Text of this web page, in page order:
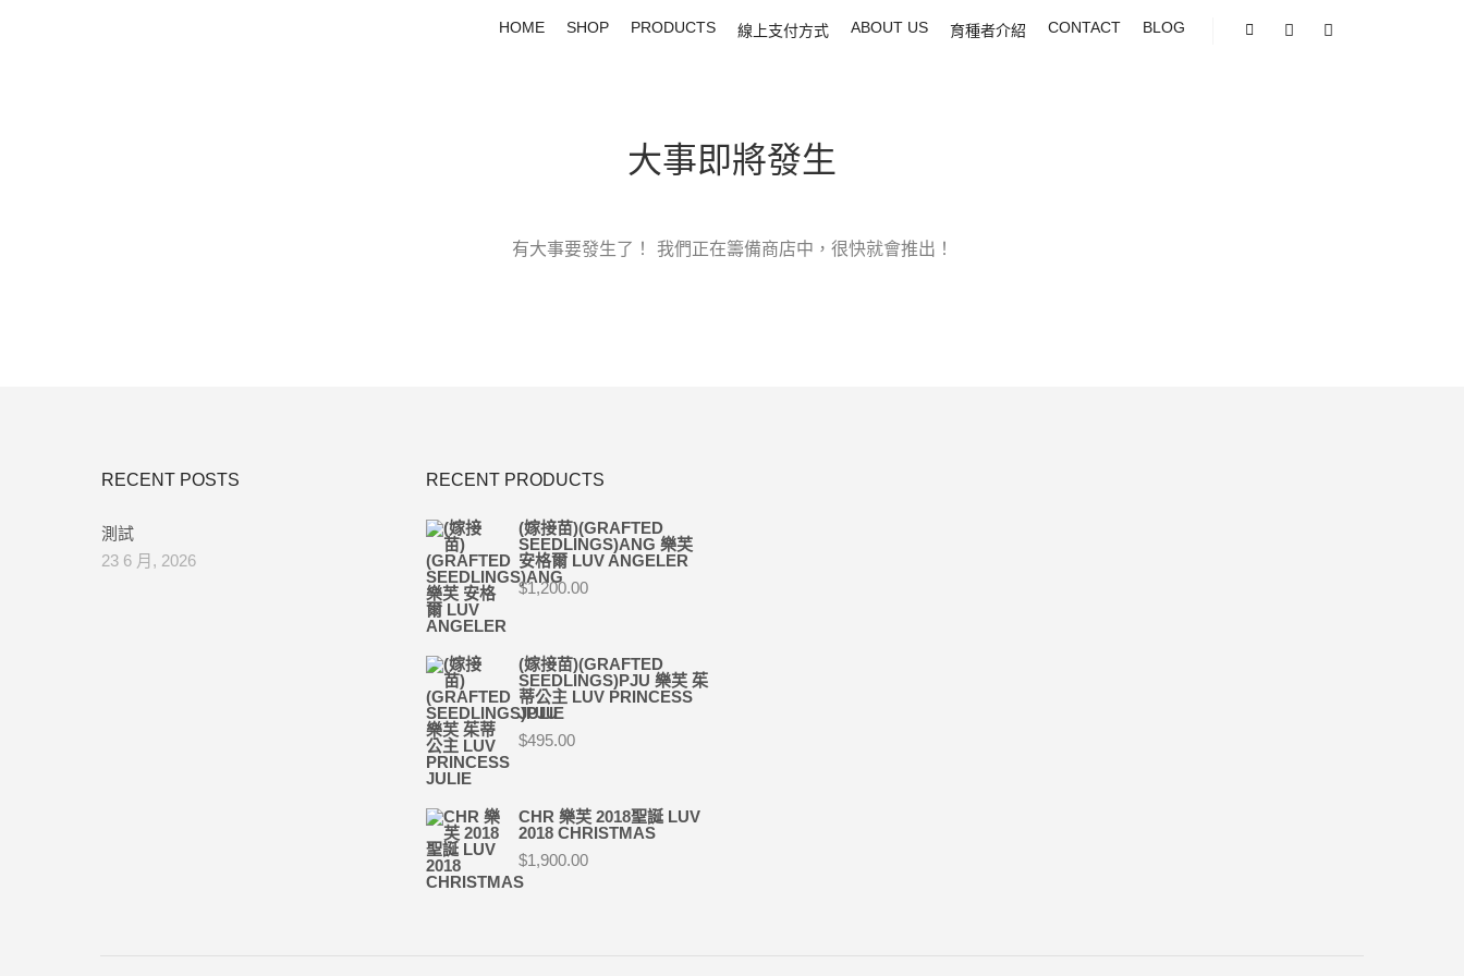
HOME SHOP PRODUCTS 線上支付方式 ABOUT US 育種者介紹 CONTACT BLOG
大事即將發生
有大事要發生了！ 我們正在籌備商店中，很快就會推出！
RECENT POSTS
測試
23 6 月, 2026
RECENT PRODUCTS
(嫁接苗)(GRAFTED
SEEDLINGS)ANG 樂芙
安格爾 LUV ANGELER
$1,200.00
(嫁接苗)(GRAFTED
SEEDLINGS)PJU 樂芙 茱
蒂公主 LUV PRINCESS
JULIE
$495.00
CHR 樂芙 2018聖誕 LUV
2018 CHRISTMAS
$1,900.00